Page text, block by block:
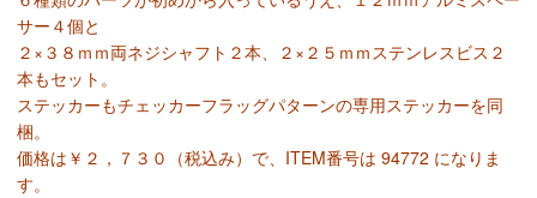
サー４個と
２×３８ｍｍ両ネジシャフト２本、２×２５ｍｍステンレスビス２
本もセット。
ステッカーもチェッカーフラッグパターンの専用ステッカーを同
梱。
価格は￥２，７３０（税込み）で、ITEM番号は 94772 になりま
す。